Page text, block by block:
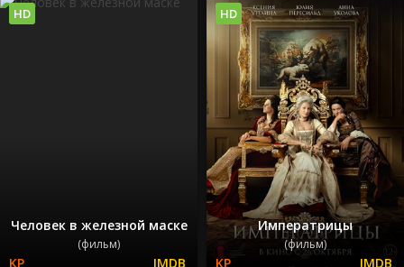
Человек в железной маске
(фильм)
HD
Императрицы
(фильм)
HD